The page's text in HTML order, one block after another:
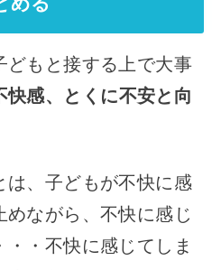
どもと接する上で大事
快感、とくに不安と向
は、子どもが不快に感
めながら、不快に感じ
・不快に感じてしま